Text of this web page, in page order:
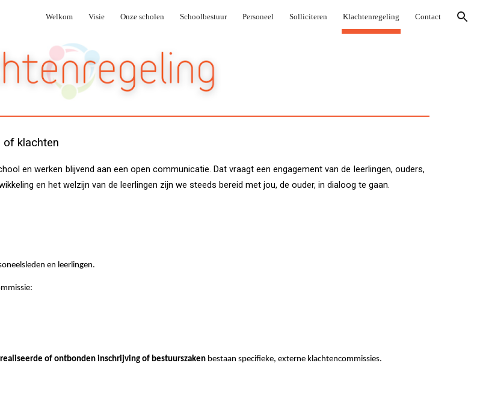
Skip to navigation
Welkom Visie Onze scholen Schoolbestuur Personeel Solliciteren Klachtenregeling Contact
of klachten
en werken blijvend aan een open communicatie. Dat vraagt een engagement van de leerlingen, ouders,
en het welzijn van de leerlingen zijn we steeds bereid met jou, de ouder, in dialoog te gaan.
en leerlingen.
:
of ontbonden inschrijving of bestuurszaken bestaan specifieke, externe klachtencommissies.